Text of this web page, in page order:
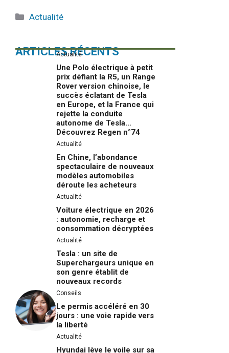
Catégories
Actualité
ARTICLES RÉCENTS
Actualité
Une Polo électrique à petit
prix défiant la R5, un Range
Rover version chinoise, le
succès éclatant de Tesla
en Europe, et la France qui
rejette la conduite
autonome de Tesla…
Découvrez Regen n°74
Actualité
En Chine, l’abondance
spectaculaire de nouveaux
modèles automobiles
déroute les acheteurs
Actualité
Voiture électrique en 2026
: autonomie, recharge et
consommation décryptées
Actualité
Tesla : un site de
Superchargeurs unique en
son genre établit de
nouveaux records
Conseils
Le permis accéléré en 30
jours : une voie rapide vers
la liberté
Actualité
Hyundai lève le voile sur sa